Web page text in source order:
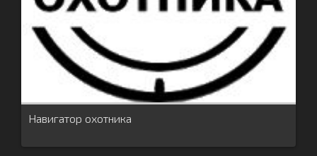
Навигатор охотника